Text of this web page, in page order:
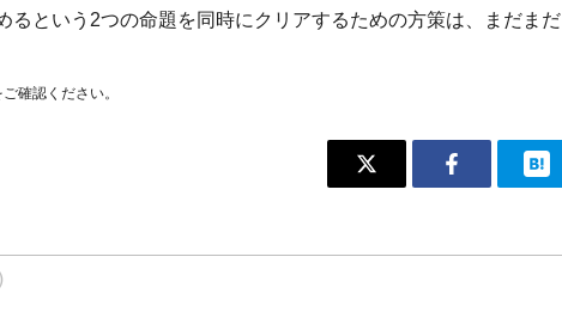
るという2つの命題を同時にクリアするための方策は、まだまだ
確認ください。